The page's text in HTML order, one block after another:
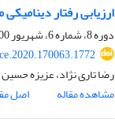
ارزیابی رفتار
دوره 8، شماره 6، شهریور 1400، صفحه
رضا تاری نژاد، عزیزه
مشاهده مقاله
اصل